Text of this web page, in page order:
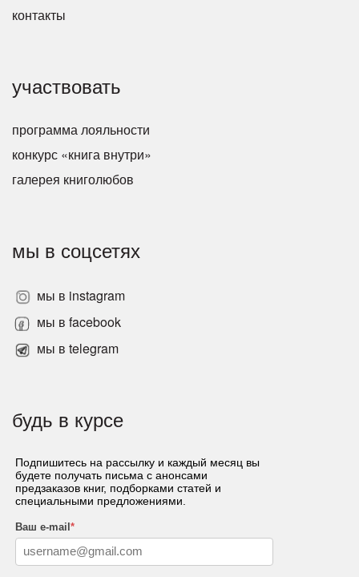
контакты
участвовать
программа лояльности
конкурс «книга внутри»
галерея книголюбов
мы в соцсетях
мы в instagram
мы в facebook
мы в telegram
будь в курсе
Подпишитесь на рассылку и каждый месяц вы
будете получать письма с анонсами
предзаказов книг, подборками статей и
специальными предложениями.
Ваш e-mail*